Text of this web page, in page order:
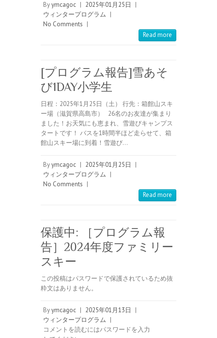
Byymcagoc | 2025年01月25日
|
ウィンタープログラム |
No Comments |
Read more
[プログラム報告]雪あそ
び1DAY小学生
日程：2025年1月25日（土） 行先：箱館山スキ
ー場（滋賀県高島市） 26名のお友達が集まり
ました！お天気にも恵まれ、雪遊びキャンプス
タートです！ バスを1時間半ほど走らせて、箱
館山スキー場に到着！雪遊び…
Byymcagoc | 2025年01月25日
|
ウィンタープログラム |
No Comments |
Read more
保護中: ［プログラム報
告］2024年度ファミリー
スキー
この投稿はパスワードで保護されているため抜
粋文はありません。
Byymcagoc | 2025年01月13日
|
ウィンタープログラム |
コメントを読むにはパスワードを入力